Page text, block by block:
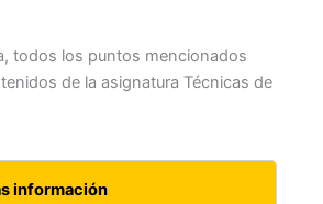
todos los puntos mencionados
de la asignatura Técnicas de
información